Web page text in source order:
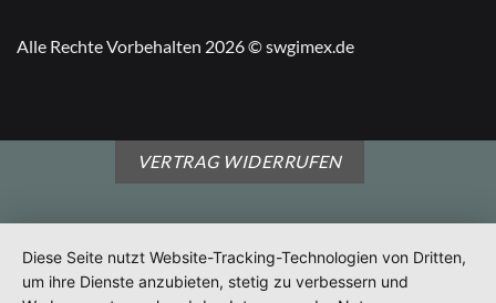
Alle Rechte Vorbehalten 2026 © swgimex.de
VERTRAG WIDERRUFEN
Diese Seite nutzt Website-Tracking-Technologien von Dritten,
um ihre Dienste anzubieten, stetig zu verbessern und